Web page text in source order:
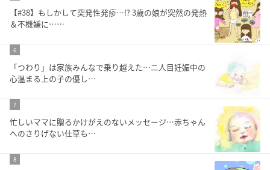
【#38】もしかして突発性発疹…⁉︎ 3歳の娘が突然の発熱
＆不機嫌に……
6
「つわり」は家族みんなで乗り越えた…二人目妊娠中の
心温まる上の子の優し…
7
忙しいママに贈るかけがえのないメッセージ…赤ちゃん
へのさりげない仕草も…
8